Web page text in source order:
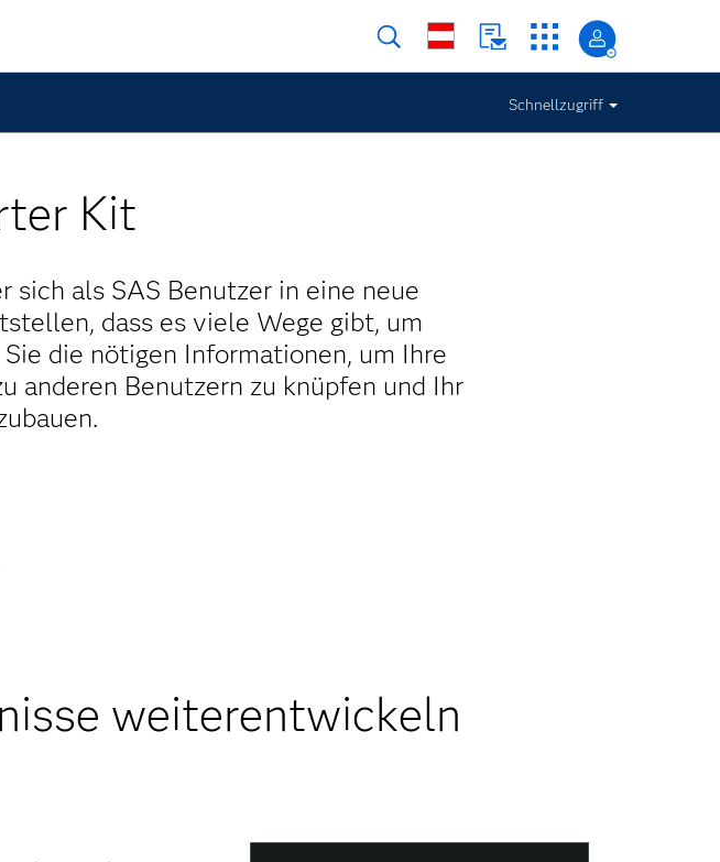
Schnellzugriff
Kit
sich als SAS Benutzer in eine neue
dass es viele Wege gibt, um
die nötigen Informationen, um Ihre
anderen Benutzern zu knüpfen und Ihr
weiterentwickeln